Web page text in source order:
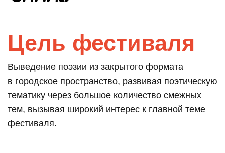
Цель фестиваля
Выведение поэзии из закрытого формата
в городское пространство, развивая поэтическую
тематику через большое количество смежных
тем, вызывая широкий интерес к главной теме
фестиваля.